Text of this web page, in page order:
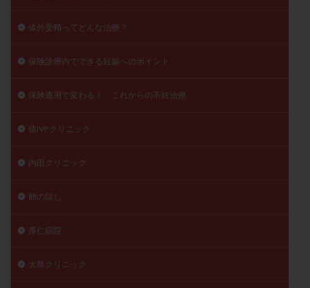
体外受精ってどんな治療？
保険診療内でできる妊娠へのポイント
保険適用で変わる！ これからの不妊治療
俵IVFクリニック
内田クリニック
卵の話し
厚仁病院
大島クリニック